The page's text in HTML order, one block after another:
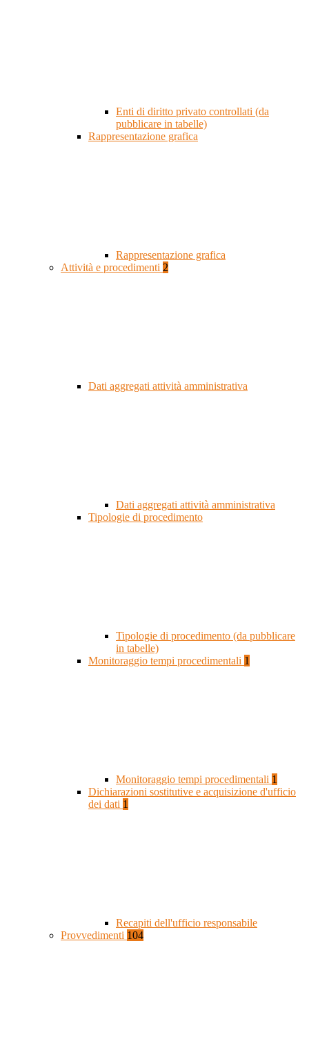
Enti di diritto privato controllati (da
pubblicare in tabelle)
Rappresentazione grafica
Rappresentazione grafica
Attività e procedimenti 2
Dati aggregati attività amministrativa
Dati aggregati attività amministrativa
Tipologie di procedimento
Tipologie di procedimento (da pubblicare
in tabelle)
Monitoraggio tempi procedimentali 1
Monitoraggio tempi procedimentali 1
Dichiarazioni sostitutive e acquisizione d'ufficio
dei dati 1
Recapiti dell'ufficio responsabile
Provvedimenti 104